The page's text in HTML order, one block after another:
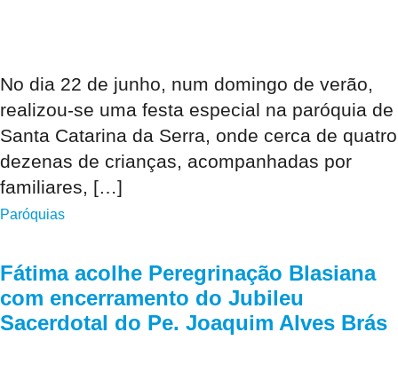
No dia 22 de junho, num domingo de verão,
realizou-se uma festa especial na paróquia de
Santa Catarina da Serra, onde cerca de quatro
dezenas de crianças, acompanhadas por
familiares, […]
Paróquias
Fátima acolhe Peregrinação Blasiana
com encerramento do Jubileu
Sacerdotal do Pe. Joaquim Alves Brás